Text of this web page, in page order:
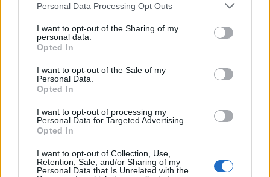
Personal Data Processing Opt Outs
I want to opt-out of the Sharing of my
personal data.
Opted In
I want to opt-out of the Sale of my
Personal Data.
Opted In
I want to opt-out of processing my
Personal Data for Targeted Advertising.
Opted In
I want to opt-out of Collection, Use,
Retention, Sale, and/or Sharing of my
Personal Data that Is Unrelated with the
Μπορεί επίσης να σε ενδιαφέρει
ΔΙΕΘΝΉ
Ένας στους 4 αναιρεί
υγιεινών γευμάτων με
ανθυγιεινά σνακ
Στους δρόμους το
ακτιβιστές για τα
ορυκτά καύσιμα